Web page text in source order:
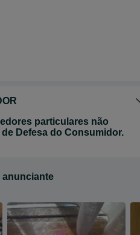
particulares não
Defesa do Consumidor.
anunciante